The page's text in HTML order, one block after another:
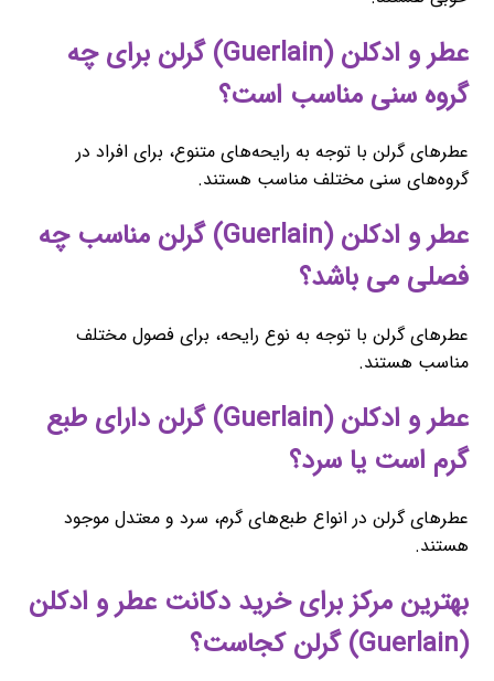
عطر و ادکلن (Guerlain) گرلن برای چه
گروه سنی مناسب است؟
عطرهای گرلن با توجه به رایحه‌های متنوع، برای افراد در
گروه‌های سنی مختلف مناسب هستند.
عطر و ادکلن (Guerlain) گرلن مناسب چه
فصلی می باشد؟
عطرهای گرلن با توجه به نوع رایحه، برای فصول مختلف
مناسب هستند.
عطر و ادکلن (Guerlain) گرلن دارای طبع
گرم است یا سرد؟
عطرهای گرلن در انواع طبع‌های گرم، سرد و معتدل موجود
هستند.
بهترین مرکز برای خرید دکانت عطر و ادکلن
(Guerlain) گرلن کجاست؟